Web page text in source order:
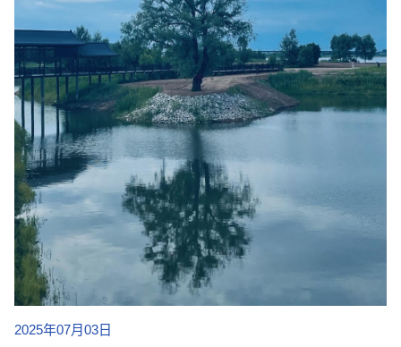
2025年07月03日